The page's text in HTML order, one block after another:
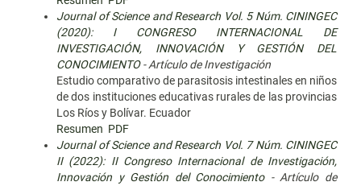
Journal of Science and Research Vol. 5 Núm. CININGEC
(2020): I CONGRESO INTERNACIONAL DE
INVESTIGACIÓN, INNOVACIÓN Y GESTIÓN DEL
CONOCIMIENTO- Artículo de Investigación
Estudio comparativo de parasitosis intestinales en niños
de dos instituciones educativas rurales de las provincias
Los Ríos y Bolívar. Ecuador
Resumen PDF
Journal of Science and Research Vol. 7 Núm. CININGEC
II (2022): II Congreso Internacional de Investigación,
Innovación y Gestión del Conocimiento- Artículo de